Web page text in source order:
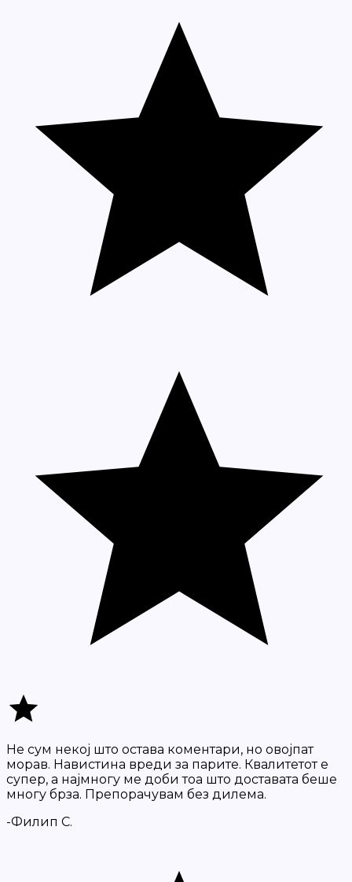
Не сум некој што остава коментари, но овојпат
морав. Навистина вреди за парите. Квалитетот е
супер, а најмногу ме доби тоа што доставата беше
многу брза. Препорачувам без дилема.
-Филип С.